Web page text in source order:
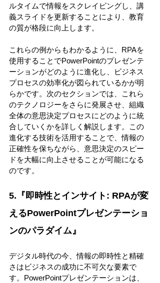
ルタイムで情報をスクレイピングし、講
義スライドを更新することにより、教育
の質が格段に向上します。
これらの例からもわかるように、RPAを
使用することでPowerPointのプレゼンテ
ーションがどのように進化し、ビジネス
プロセスの効率化が図られているかが明
らかです。次のセクションでは、これら
のテクノロジーをさらに発展させ、組織
全体の意思決定プロセスにどのように統
合していくかを詳しく解説します。この
進化する技術を活用することで、情報の
正確性を保ちながら、意思決定のスピー
ドを大幅に向上させることが可能になる
のです。
5.『即時性とインサイト: RPAが変
えるPowerPointプレゼンテーショ
ンのパラダイム』
デジタル時代の今、情報の即時性と精確
さはビジネスの成功に不可欠な要素で
す。PowerPointプレゼンテーションは、